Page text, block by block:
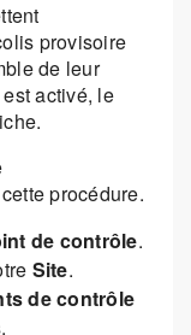
provisoire
de leur
activé, le
procédure.
de contrôle.
Site.
de contrôle
.